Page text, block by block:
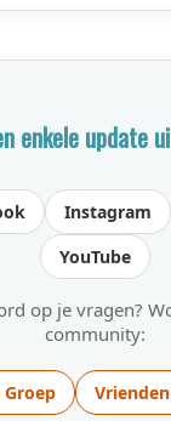
enkele update
Instagram
YouTube
op je vragen?
community: